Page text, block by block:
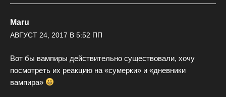
Maru
АВГУСТ 24, 2017 В 5:52 ПП
Вот бы вампиры действительно существовали, хочу
посмотреть их реакцию на «сумерки» и «дневники
вампира»